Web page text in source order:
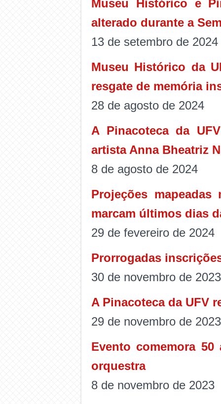
Museu Histórico e
alterado durante a
13 de setembro de 2024
Museu Histórico da
resgate de memória
28 de agosto de 2024
A Pinacoteca da
artista Anna Bheatriz
8 de agosto de 2024
Projeções
marcam últimos dias
29 de fevereiro de 2024
Prorrogadas
30 de novembro de 2023
A Pinacoteca da UFV
29 de novembro de 2023
Evento comemora
orquestra
8 de novembro de 2023